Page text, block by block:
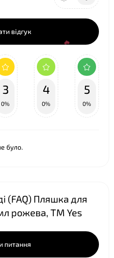
відгук
3
0%
4
0%
5
0%
було.
(FAQ) Пляшка для
рожева, ТМ Yes
питання